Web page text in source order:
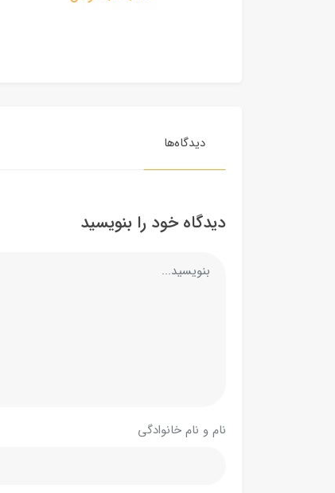
دیدگاه‌ها
دیدگاه خود را بنویسید
نام و نام خانوادگی